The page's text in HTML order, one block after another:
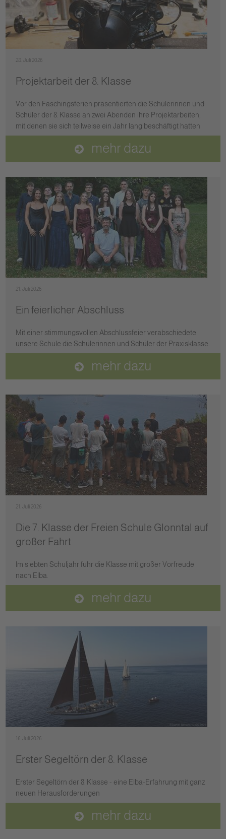
28. Juli 2026
Projektarbeit der 8. Klasse
Vor den Faschingsferien präsentierten die Schülerinnen und
Schüler der 8. Klasse an zwei Abenden ihre Projektarbeiten,
mit denen sie sich teilweise ein Jahr lang beschäftigt hatten
mehr dazu
21. Juli 2026
Ein feierlicher Abschluss
Mit einer stimmungsvollen Abschlussfeier verabschiedete
unsere Schule die Schülerinnen und Schüler der Praxisklasse.
mehr dazu
21. Juli 2026
Die 7. Klasse der Freien Schule Glonntal auf
großer Fahrt
Im siebten Schuljahr fuhr die Klasse mit großer Vorfreude
nach Elba.
mehr dazu
16. Juli 2026
Erster Segeltörn der 8. Klasse
Erster Segeltörn der 8. Klasse - eine Elba-Erfahrung mit ganz
neuen Herausforderungen
mehr dazu